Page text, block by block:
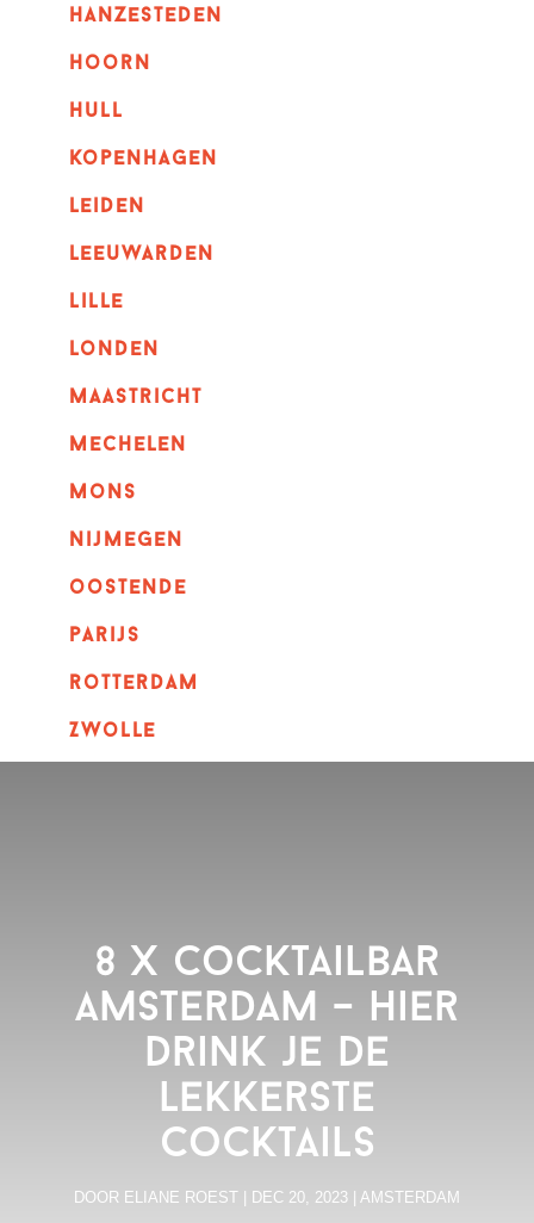
hanzesteden
hoorn
hull
kopenhagen
leiden
leeuwarden
lille
londen
maastricht
mechelen
mons
nijmegen
oostende
parijs
rotterdam
Zwolle
8 x Cocktailbar
Amsterdam – hier
drink je de
lekkerste
cocktails
DOOR ELIANE ROEST DEC 20, 2023 AMSTERDAM